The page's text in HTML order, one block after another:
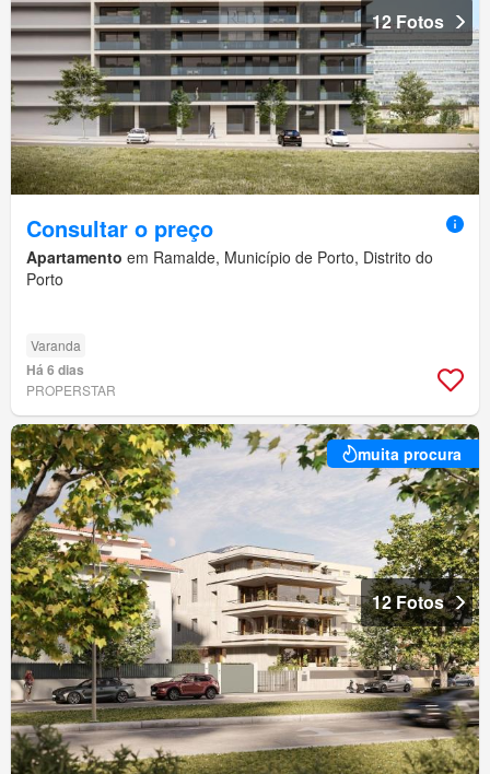
12 Fotos
Consultar o preço
Apartamento em Ramalde, Município de Porto, Distrito do
Porto
Varanda
Há 6 dias
PROPERSTAR
muita procura
12 Fotos